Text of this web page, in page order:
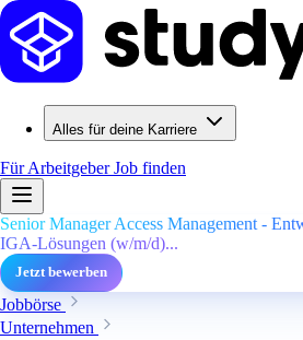
Alles für deine Karriere
Für ArbeitgeberJob finden
Senior Manager Access Management -
IGA-Lösungen (w/m/d)...
Jetzt bewerben
Jobbörse
Unternehmen